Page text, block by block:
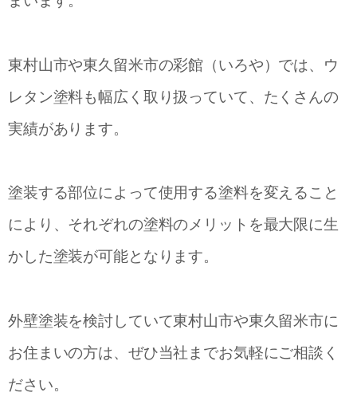
東村山市や東久留米市の彩館（いろや）では、ウ
レタン塗料も幅広く取り扱っていて、たくさんの
実績があります。
塗装する部位によって使用する塗料を変えること
により、それぞれの塗料のメリットを最大限に生
かした塗装が可能となります。
外壁塗装を検討していて東村山市や東久留米市に
お住まいの方は、ぜひ当社までお気軽にご相談く
ださい。